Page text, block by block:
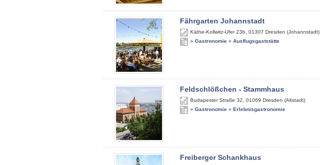
Fährgarten Johannstadt
Käthe-Kollwitz-Ufer 23b 01307 Dresden (Johannstadt)
» Gastronomie » Ausflugsgaststätte
Feldschlößchen - Stammhaus
Budapester Straße 32 01069 Dresden (Altstadt)
» Gastronomie » Erlebnisgastronomie
Freiberger Schankhaus